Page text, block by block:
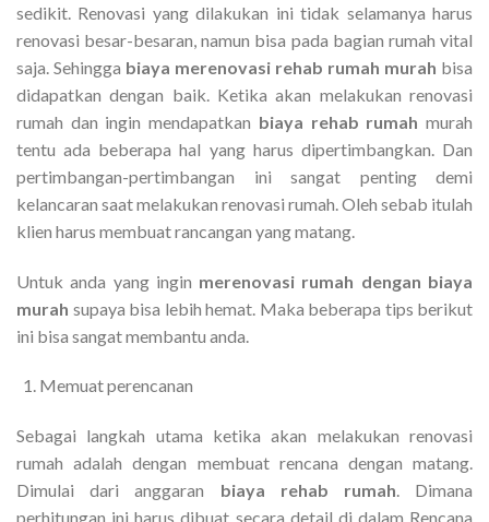
sedikit. Renovasi yang dilakukan ini tidak selamanya harus
renovasi besar-besaran, namun bisa pada bagian rumah vital
saja. Sehingga biaya merenovasi rehab rumah murah bisa
didapatkan dengan baik. Ketika akan melakukan renovasi
rumah dan ingin mendapatkan biaya rehab rumah murah
tentu ada beberapa hal yang harus dipertimbangkan. Dan
pertimbangan-pertimbangan ini sangat penting demi
kelancaran saat melakukan renovasi rumah. Oleh sebab itulah
klien harus membuat rancangan yang matang.
Untuk anda yang ingin merenovasi rumah dengan biaya
murah supaya bisa lebih hemat. Maka beberapa tips berikut
ini bisa sangat membantu anda.
Memuat perencanan
Sebagai langkah utama ketika akan melakukan renovasi
rumah adalah dengan membuat rencana dengan matang.
Dimulai dari anggaran biaya rehab rumah. Dimana
perhitungan ini harus dibuat secara detail di dalam Rencana